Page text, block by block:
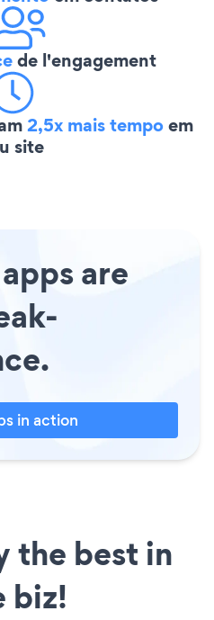
de l'engagement
2,5x mais tempoem
site
are
in action
the best in
biz!